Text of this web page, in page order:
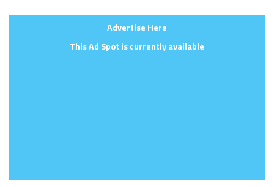
Advertise Here
This Ad Spot is currently available